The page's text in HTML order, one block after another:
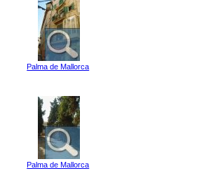
Palma de Mallorca
Palma de Mallorca